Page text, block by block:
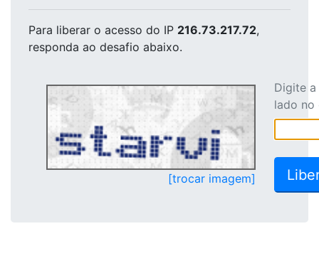
Para liberar o acesso do IP 216.73.217.72,
responda ao desafio abaixo.
[trocar imagem]
Digite
lado no